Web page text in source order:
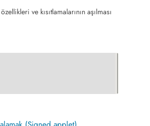
ve kısıtlamalarının aşılması